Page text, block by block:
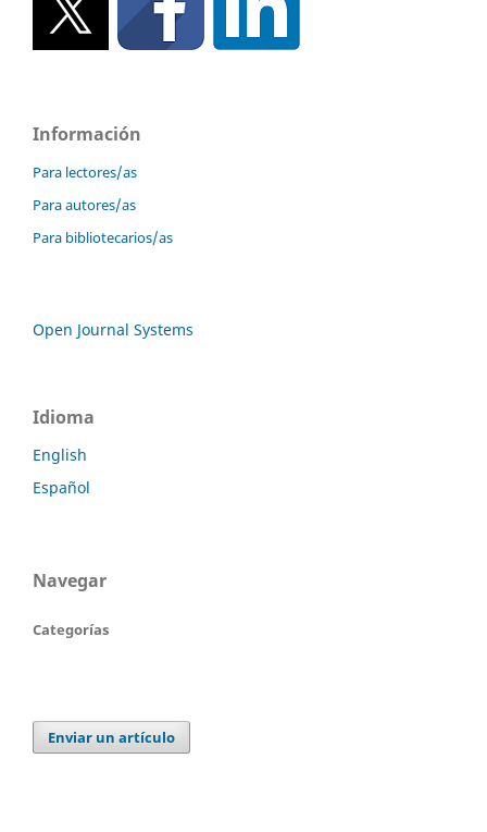
Información
Para lectores/as
Para autores/as
Para bibliotecarios/as
Open Journal Systems
Idioma
English
Español
Navegar
Categorías
Enviar un artículo